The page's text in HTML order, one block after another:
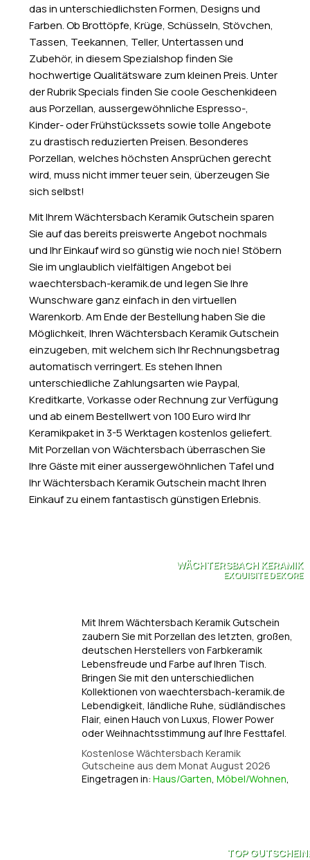
das in unterschiedlichsten Formen, Designs und
Farben. Ob Brottöpfe, Krüge, Schüsseln, Stövchen,
Tassen, Teekannen, Teller, Untertassen und
Zubehör, in diesem Spezialshop finden Sie
hochwertige Qualitätsware zum kleinen Preis. Unter
der Rubrik Specials finden Sie coole Geschenkideen
aus Porzellan, aussergewöhnliche Espresso-,
Kinder- oder Frühstückssets sowie tolle Angebote
zu drastisch reduzierten Preisen. Besonderes
Porzellan, welches höchsten Ansprüchen gerecht
wird, muss nicht immer teuer sein, überzeugen Sie
sich selbst!
Mit Ihrem Wächtersbach Keramik Gutschein sparen
Sie auf das bereits preiswerte Angebot nochmals
und Ihr Einkauf wird so günstig wie noch nie! Stöbern
Sie im unglaublich vielfältigen Angebot bei
waechtersbach-keramik.de und legen Sie Ihre
Wunschware ganz einfach in den virtuellen
Warenkorb. Am Ende der Bestellung haben Sie die
Möglichkeit, Ihren Wächtersbach Keramik Gutschein
einzugeben, mit welchem sich Ihr Rechnungsbetrag
automatisch verringert. Es stehen Ihnen
unterschiedliche Zahlungsarten wie Paypal,
Kreditkarte, Vorkasse oder Rechnung zur Verfügung
und ab einem Bestellwert von 100 Euro wird Ihr
Keramikpaket in 3-5 Werktagen kostenlos geliefert.
Mit Porzellan von Wächtersbach überraschen Sie
Ihre Gäste mit einer aussergewöhnlichen Tafel und
Ihr Wächtersbach Keramik Gutschein macht Ihren
Einkauf zu einem fantastisch günstigen Erlebnis.
WÄCHTERSBACH KERAMIK
EXQUISITE DEKORE
Mit Ihrem Wächtersbach Keramik Gutschein
zaubern Sie mit Porzellan des letzten, großen,
deutschen Herstellers von Farbkeramik
Lebensfreude und Farbe auf Ihren Tisch.
Bringen Sie mit den unterschiedlichen
Kollektionen von waechtersbach-keramik.de
Lebendigkeit, ländliche Ruhe, südländisches
Flair, einen Hauch von Luxus, Flower Power
oder Weihnachtsstimmung auf Ihre Festtafel.
Kostenlose Wächtersbach Keramik
Gutscheine aus dem Monat August 2026
Eingetragen in: Haus/Garten, Möbel/Wohnen,
TOP